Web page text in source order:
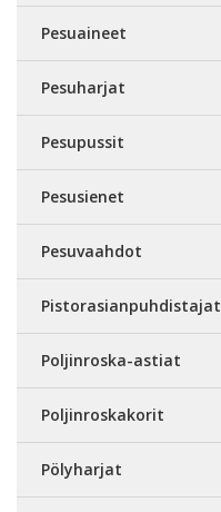
Pesuaineet
Pesuharjat
Pesupussit
Pesusienet
Pesuvaahdot
Pistorasianpuhdistajat
Poljinroska-astiat
Poljinroskakorit
Pölyharjat